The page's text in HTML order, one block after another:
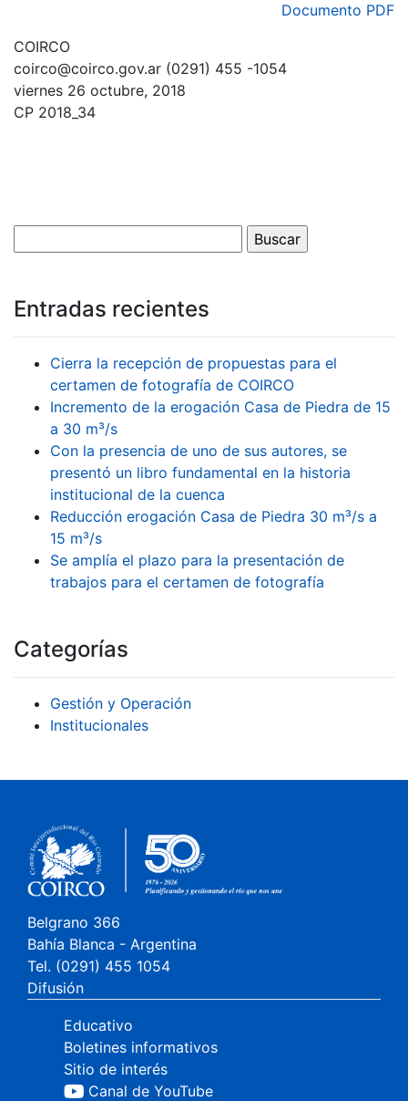
Documento PDF
COIRCO
coirco@coirco.gov.ar (0291) 455 -1054
viernes 26 octubre, 2018
CP 2018_34
Entradas recientes
Cierra la recepción de propuestas para el
certamen de fotografía de COIRCO
Incremento de la erogación Casa de Piedra de 15
a 30 m³/s
Con la presencia de uno de sus autores, se
presentó un libro fundamental en la historia
institucional de la cuenca
Reducción erogación Casa de Piedra 30 m³/s a
15 m³/s
Se amplía el plazo para la presentación de
trabajos para el certamen de fotografía
Categorías
Gestión y Operación
Institucionales
Belgrano 366
Bahía Blanca - Argentina
Tel. (0291) 455 1054
Difusión
Educativo
Boletines informativos
Sitio de interés
Canal de YouTube